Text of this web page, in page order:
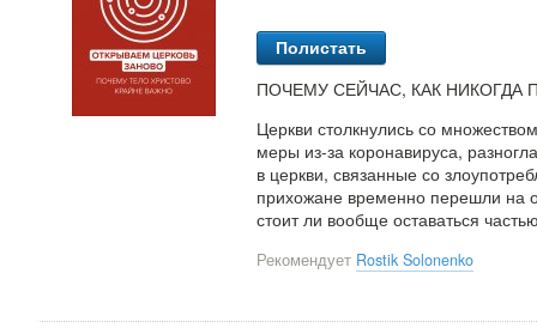
Полистать
ПОЧЕМУ СЕЙЧАС, КАК
Церкви столкнулись со
меры из-за коронавируса,
в церкви, связанные со
прихожане временно перешли на
стоит ли вообще оставаться
Рекомендует Rostik Solonenko